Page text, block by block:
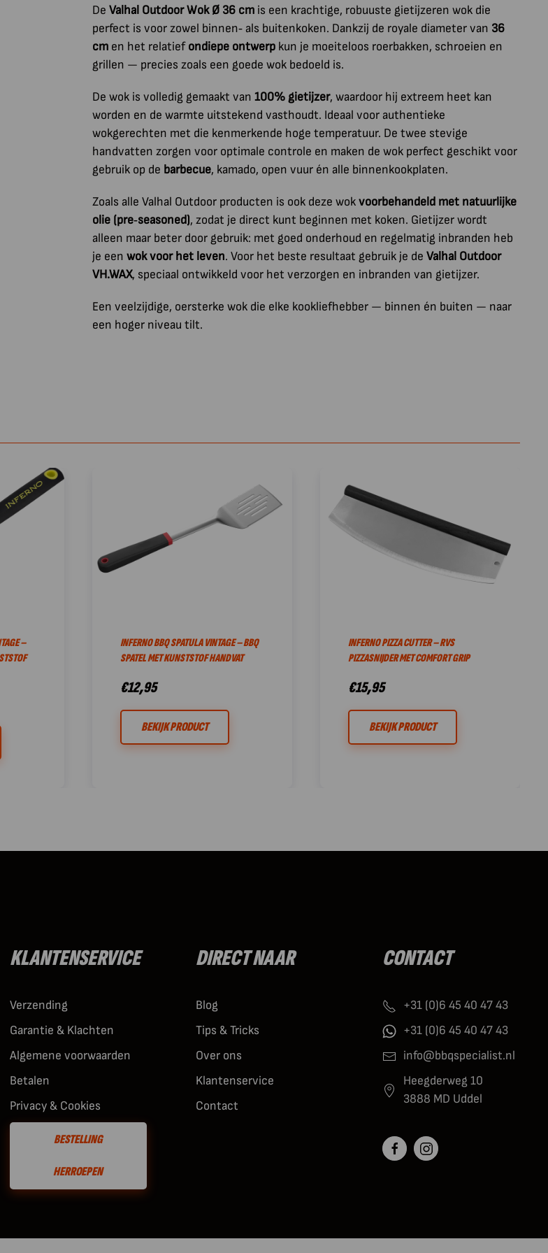
De Valhal Outdoor Wok Ø 36 cm is een krachtige, robuuste gietijzeren wok die
perfect is voor zowel binnen‑ als buitenkoken. Dankzij de royale diameter van 36
cm en het relatiefondiepe ontwerp kun je moeiteloos roerbakken, schroeien en
grillen — precies zoals een goede wok bedoeld is.
De wok is volledig gemaakt van 100% gietijzer, waardoor hij extreem heet kan
worden en de warmte uitstekend vasthoudt. Ideaal voor authentieke
wokgerechten met die kenmerkende hoge temperatuur. De twee stevige
handvatten zorgen voor optimale controle en maken de wok perfect geschikt voor
gebruik op de barbecue, kamado, open vuur én alle binnenkookplaten.
Zoals alle Valhal Outdoor producten is ook deze wokvoorbehandeld met natuurlijke
olie (pre‑seasoned), zodat je direct kunt beginnen met koken. Gietijzer wordt
alleen maar beter door gebruik: met goed onderhoud en regelmatig inbranden heb
je een wok voor het leven. Voor het beste resultaat gebruik je de Valhal Outdoor
VH.WAX, speciaal ontwikkeld voor het verzorgen en inbranden van gietijzer.
Een veelzijdige, oersterke wok die elke kookliefhebber — binnen én buiten — naar
een hoger niveau tilt.
–
INFERNO BBQ SPATULA VINTAGE – BBQ
SPATEL MET KUNSTSTOF HANDVAT
€12,95
BEKIJK PRODUCT
INFERNO PIZZA CUTTER – RVS
PIZZASNIJDER MET COMFORT GRIP
€15,95
BEKIJK PRODUCT
KLANTENSERVICE
Verzending
Garantie & Klachten
Algemene voorwaarden
Betalen
Privacy & Cookies
BESTELLING
HERROEPEN
DIRECT NAAR
Blog
Tips & Tricks
Over ons
Klantenservice
Contact
CONTACT
+31 (0)6 45 40 47 43
+31 (0)6 45 40 47 43
info@bbqspecialist.nl
Heegderweg 10
3888 MD Uddel